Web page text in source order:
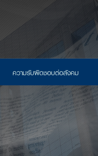
ความรับผิดชอบต่อสังคม